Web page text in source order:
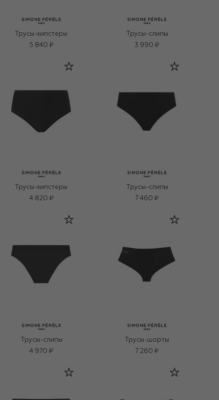
Трусы-хипстеры
5 840 ₽
Трусы-слипы
3 990 ₽
Трусы-хипстеры
4 820 ₽
Трусы-слипы
7 460 ₽
Трусы-слипы
4 970 ₽
Трусы-шорты
7 260 ₽